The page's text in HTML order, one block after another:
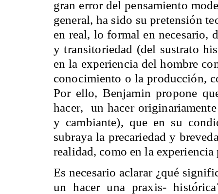
gran error del pensamiento
general, ha sido su pretensión
en real, lo formal en necesario,
y transitoriedad (del sustrato
en la experiencia del hombre
conocimiento o la producción,
Por ello, Benjamin propone
hacer,
un hacer
y cambiante), que en su
subraya la precariedad y
realidad, como en la experiencia
Es necesario aclarar ¿qué
un hacer una praxis-